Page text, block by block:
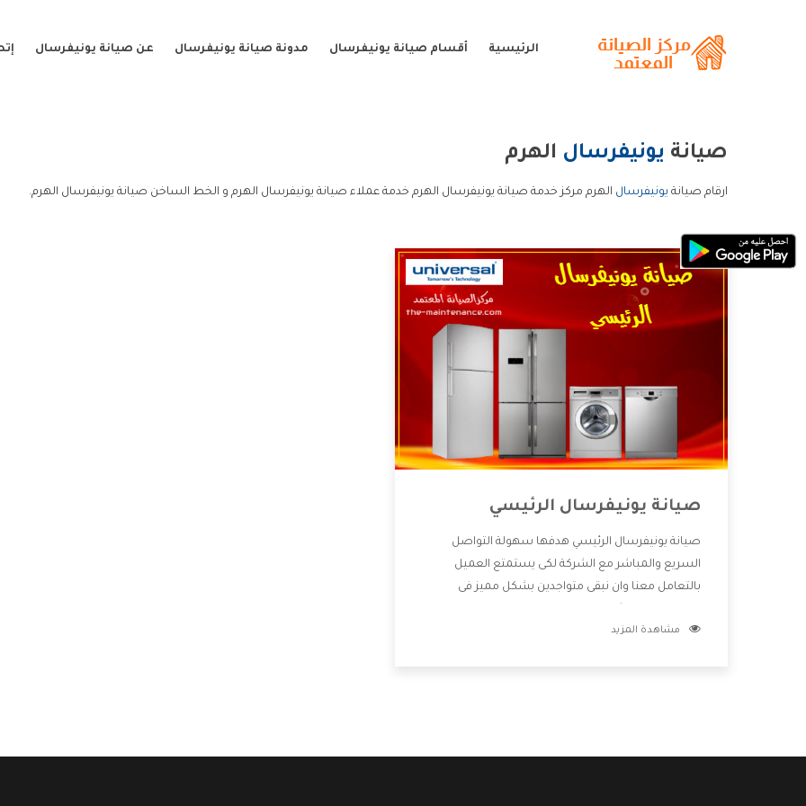
الرئيسية أقسام صيانة يونيفرسال مدونة صيانة يونيفرسال عن صيانة يونيفرسال
صيانة يونيفرسال الهرم
ارقام صيانة يونيفرسال الهرم مركز خدمة صيانة يونيفرسال الهرم خدمة عملاء صيانة يونيفرسال الهرم و الخط الساخن صيانة يونيفرسال الهرم.
صيانة يونيفرسال الرئيسي
صيانة يونيفرسال الرئيسي هدفها سهولة التواصل
السريع والمباشر مع الشركة لكى يستمتع العميل
بالتعامل معنا وان نبقى متواجدين بشكل مميز فى
للعميل وان يستمتع بالخدمات التى تنفرد الشركة بها
مشاهدة المزيد